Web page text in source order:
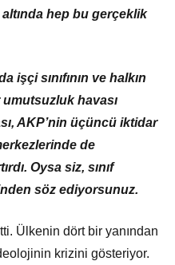
altında hep bu gerçeklik
işçi sınıfının ve halkın
havası
AKP’nin üçüncü iktidar
de
Oysa siz, sınıf
söz ediyorsunuz.
Ülkenin dört bir yanından
krizini gösteriyor.